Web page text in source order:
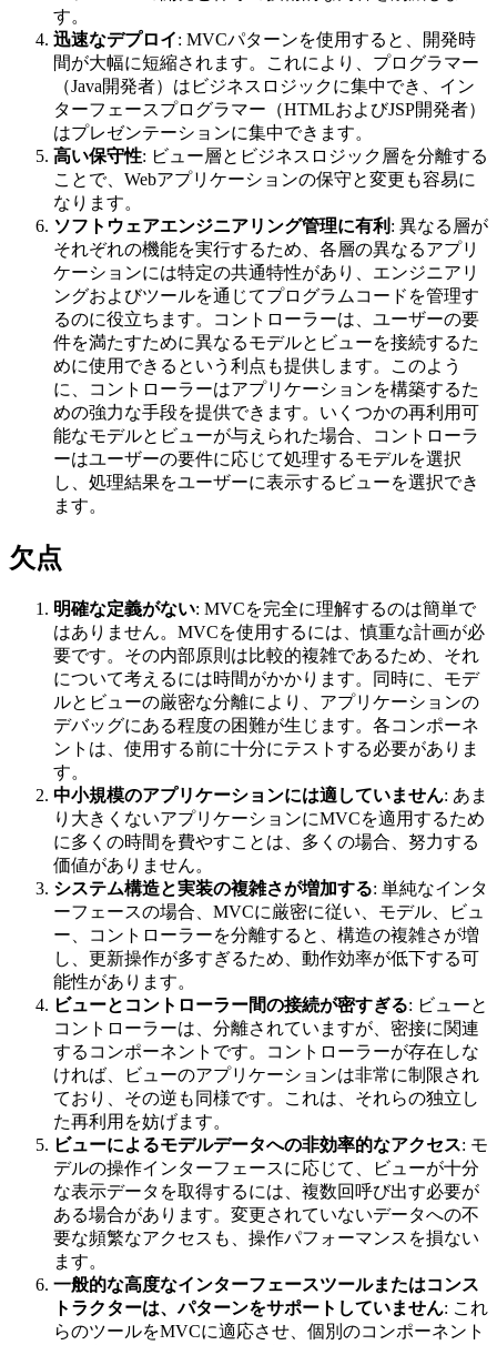
す。
迅速なデプロイ: MVCパターンを使用すると、開発時
間が大幅に短縮されます。これにより、プログラマー
（Java開発者）はビジネスロジックに集中でき、イン
ターフェースプログラマー（HTMLおよびJSP開発者）
はプレゼンテーションに集中できます。
高い保守性: ビュー層とビジネスロジック層を分離する
ことで、Webアプリケーションの保守と変更も容易に
なります。
ソフトウェアエンジニアリング管理に有利 : 異なる層が
それぞれの機能を実行するため、各層の異なるアプリ
ケーションには特定の共通特性があり、エンジニアリ
ングおよびツールを通じてプログラムコードを管理す
るのに役立ちます。コントローラーは、ユーザーの要
件を満たすために異なるモデルとビューを接続するた
めに使用できるという利点も提供します。このよう
に、コントローラーはアプリケーションを構築するた
めの強力な手段を提供できます。いくつかの再利用可
能なモデルとビューが与えられた場合、コントローラ
ーはユーザーの要件に応じて処理するモデルを選択
し、処理結果をユーザーに表示するビューを選択でき
ます。
欠点
明確な定義がない: MVCを完全に理解するのは簡単で
はありません。MVCを使用するには、慎重な計画が必
要です。その内部原則は比較的複雑であるため、それ
について考えるには時間がかかります。同時に、モデ
ルとビューの厳密な分離により、アプリケーションの
デバッグにある程度の困難が生じます。各コンポーネ
ントは、使用する前に十分にテストする必要がありま
す。
中小規模のアプリケーションには適していません: あま
り大きくないアプリケーションにMVCを適用するため
に多くの時間を費やすことは、多くの場合、努力する
価値がありません。
システム構造と実装の複雑さが増加する: 単純なインタ
ーフェースの場合、MVCに厳密に従い、モデル、ビュ
ー、コントローラーを分離すると、構造の複雑さが増
し、更新操作が多すぎるため、動作効率が低下する可
能性があります。
ビューとコントローラー間の接続が密すぎる: ビューと
コントローラーは、分離されていますが、密接に関連
するコンポーネントです。コントローラーが存在しな
ければ、ビューのアプリケーションは非常に制限され
ており、その逆も同様です。これは、それらの独立し
た再利用を妨げます。
ビューによるモデルデータへの非効率的なアクセス: モ
デルの操作インターフェースに応じて、ビューが十分
な表示データを取得するには、複数回呼び出す必要が
ある場合があります。変更されていないデータへの不
要な頻繁なアクセスも、操作パフォーマンスを損ない
ます。
一般的な高度なインターフェースツールまたはコンス
トラクターは、パターンをサポートしていません: これ
らのツールをMVCに適応させ、個別のコンポーネント